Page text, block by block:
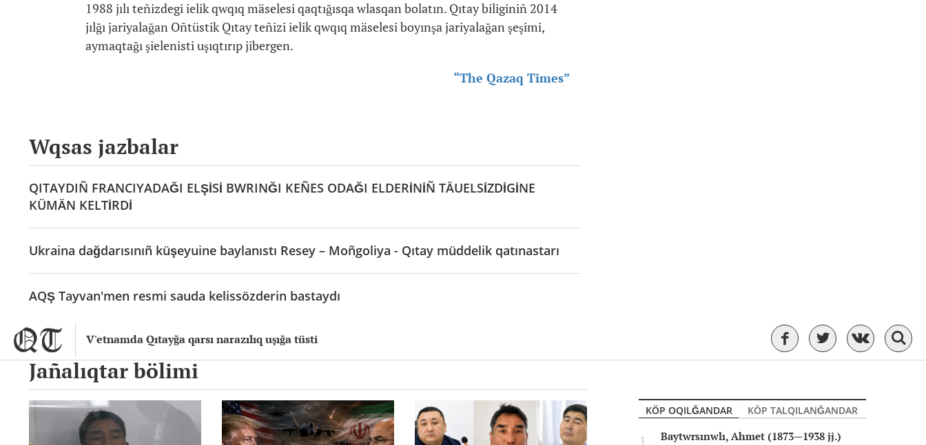
V'etnamda Qıtayğa qarsı narazılıq uşığa tüsti
1988 jılı teñizdegi ielik qwqıq mäselesi qaqtığısqa wlasqan bolatın. Qıtay biliginiñ 2014
jılğı jariyalağan Oñtüstik Qıtay teñizi ielik qwqıq mäselesi boyınşa jariyalağan şeşimi,
aymaqtağı şielenisti uşıqtırıp jibergen.
“The Qazaq Times”
Wqsas jazbalar
QITAYDIÑ FRANCIYADAĞI ELŞİSİ BWRINĞI KEÑES ODAĞI ELDERİNİÑ TÄUELSİZDİGİNE
KÜMÄN KELTİRDİ
Ukraina dağdarısınıñ küşeyuine baylanıstı Resey – Moñgoliya - Qıtay müddelik qatınastarı
AQŞ Tayvan'men resmi sauda kelissözderin bastaydı
Jañalıqtar bölimi
KÖP OQILĞANDAR
KÖP TALQILANĞANDAR
Baytwrsınwlı, Ahmet (1873—1938 jj.)